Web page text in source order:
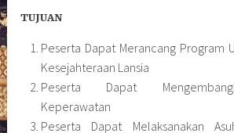
TUJUAN
Peserta Dapat Merancang Program
Kesejahteraan Lansia
Peserta Dapat
Keperawatan
Peserta Dapat Melaksanakan